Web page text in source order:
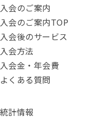
入会のご案内
入会のご案内TOP
入会後のサービス
入会方法
入会金・年会費
よくある質問
統計情報